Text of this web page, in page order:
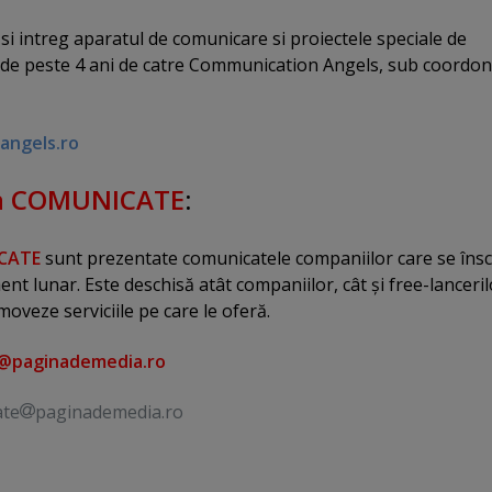
pe care Clinica 32 il dezvolta in sprijinul pacientilor. Pe
citi Revista Clinica 32 – Tot sa zambesti care raspunde, de
intreg aparatul de comunicare si proiectele speciale de
peste 4 ani de catre Communication Angels, sub
:
sunt prezentate comunicatele companiilor care se
lunar. Este deschisă atât companiilor, cât şi free-
serviciile pe care le oferă.
paginademedia.ro